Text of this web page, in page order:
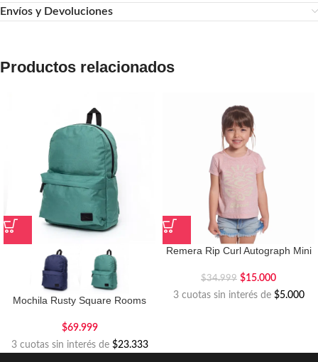
Envíos y Devoluciones
Productos relacionados
Mochila Rusty Square Rooms
$69.999
3 cuotas sin interés de $23.333
Remera Rip Curl Autograph Mini
$34.999 $15.000
3 cuotas sin interés de $5.000